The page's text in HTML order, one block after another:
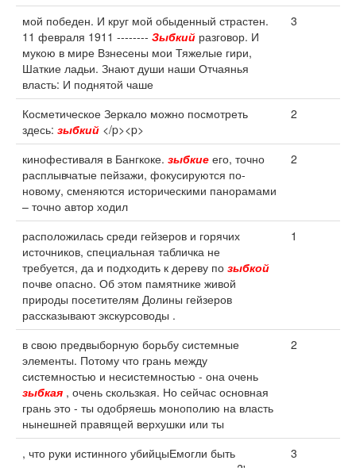
мой победен. И круг мой обыденный страстен.
11 февраля 1911 -------- Зыбкий разговор. И
мукою в мире Взнесены мои Тяжелые гири,
Шаткие ладьи. Знают души наши Отчаянья
власть: И поднятой чаше
3
Косметическое Зеркало можно посмотреть
здесь: зыбкий </p><p>
2
кинофестиваля в Бангкоке. зыбкие его, точно
расплывчатые пейзажи, фокусируются по-
новому, сменяются историческими панорамами
– точно автор ходил
2
расположилась среди гейзеров и горячих
источников, специальная табличка не
требуется, да и подходить к дереву по зыбкой
почве опасно. Об этом памятнике живой
природы посетителям Долины гейзеров
рассказывают экскурсоводы .
1
в свою предвыборную борьбу системные
элементы. Потому что грань между
системностью и несистемностью - она очень
зыбкая , очень скользкая. Но сейчас основная
грань это - ты одобряешь монополию на власть
нынешней правящей верхушки или ты
2
, что руки истинного убийцыЕмогли быть
3